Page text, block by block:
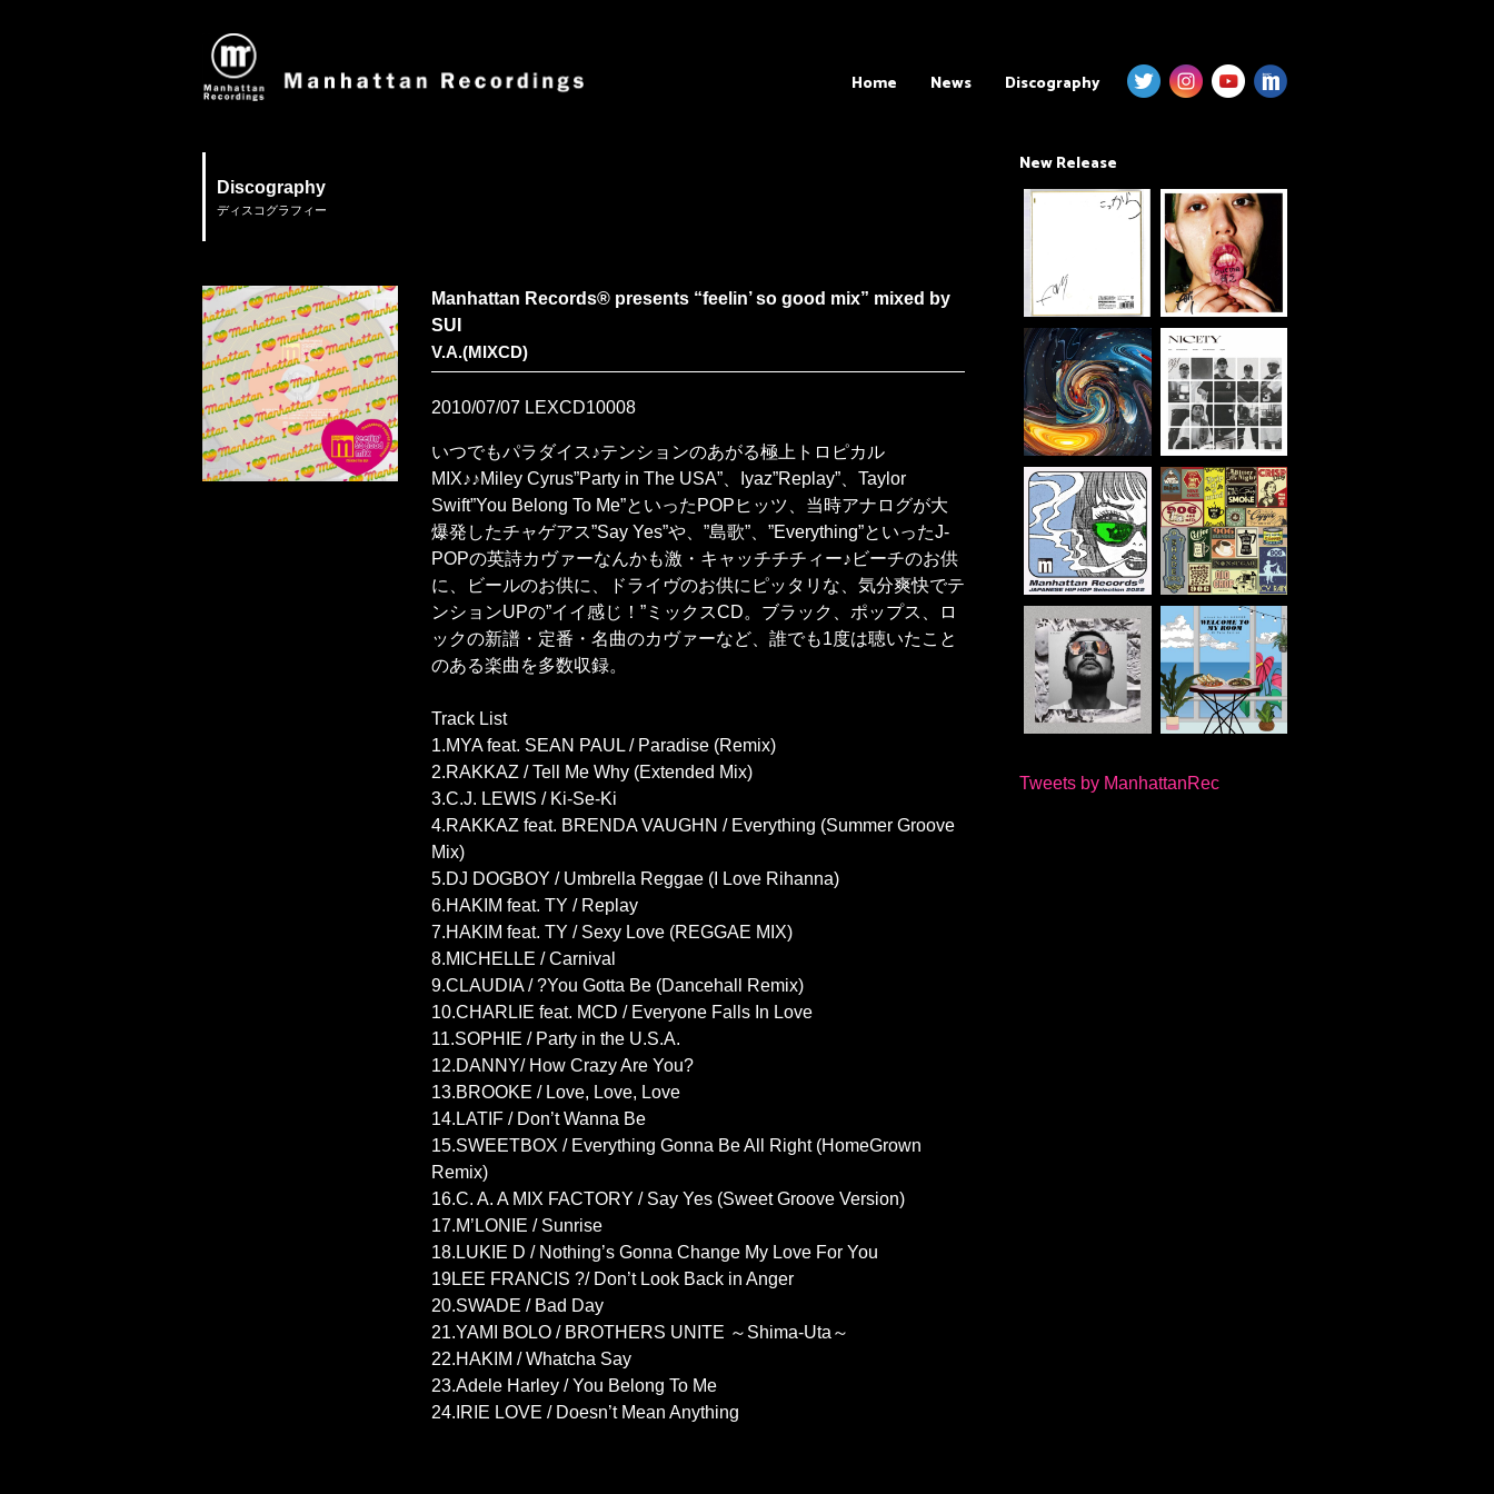
Home News Discography
Discography
ディスコグラフィー
Manhattan Records® presents “feelin’ so good mix” mixed by
SUI
V.A.(MIXCD)
2010/07/07 LEXCD10008
いつでもパラダイス♪テンションのあがる極上トロピカル
MIX♪♪Miley Cyrus”Party in The USA”、Iyaz”Replay”、Taylor
Swift”You Belong To Me”といったPOPヒッツ、当時アナログが大
爆発したチャゲアス”Say Yes”や、”島歌”、”Everything”といったJ-
POPの英詩カヴァーなんかも激・キャッチチチィー♪ビーチのお供
に、ビールのお供に、ドライヴのお供にピッタリな、気分爽快でテ
ンションUPの”イイ感じ！”ミックスCD。ブラック、ポップス、ロ
ックの新譜・定番・名曲のカヴァーなど、誰でも1度は聴いたこと
のある楽曲を多数収録。
Track List
1.MYA feat. SEAN PAUL / Paradise (Remix)
2.RAKKAZ / Tell Me Why (Extended Mix)
3.C.J. LEWIS / Ki-Se-Ki
4.RAKKAZ feat. BRENDA VAUGHN / Everything (Summer Groove
Mix)
5.DJ DOGBOY / Umbrella Reggae (I Love Rihanna)
6.HAKIM feat. TY / Replay
7.HAKIM feat. TY / Sexy Love (REGGAE MIX)
8.MICHELLE / Carnival
9.CLAUDIA / ?You Gotta Be (Dancehall Remix)
10.CHARLIE feat. MCD / Everyone Falls In Love
11.SOPHIE / Party in the U.S.A.
12.DANNY/ How Crazy Are You?
13.BROOKE / Love, Love, Love
14.LATIF / Don’t Wanna Be
15.SWEETBOX / Everything Gonna Be All Right (HomeGrown
Remix)
16.C. A. A MIX FACTORY / Say Yes (Sweet Groove Version)
17.M’LONIE / Sunrise
18.LUKIE D / Nothing’s Gonna Change My Love For You
19LEE FRANCIS ?/ Don’t Look Back in Anger
20.SWADE / Bad Day
21.YAMI BOLO / BROTHERS UNITE ～Shima-Uta～
22.HAKIM / Whatcha Say
23.Adele Harley / You Belong To Me
24.IRIE LOVE / Doesn’t Mean Anything
New Release
Tweets by ManhattanRec